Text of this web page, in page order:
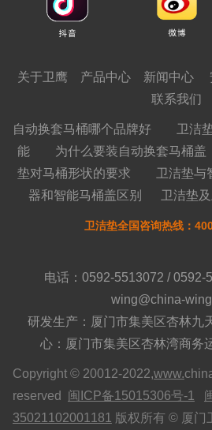
关于卫鹰 产品中心 新闻中心
联系我们
自动换套马桶哪个品牌好
卫洁
能
为什么要装自动换套马桶盖
垫对马桶形状的要求
卫洁垫与
器和智能马桶盖区别
卫洁垫
卫洁垫全国咨询热线：
电话：0592-5513072 / 0592-
wing@china-
研发生产：厦门市集美区杏林九
心：厦门市集美区杏林湾商务
Copyright © 20012-2022,www.
reserved 闽ICP备15015306号-1
35021102001181
版权所有 © 厦门